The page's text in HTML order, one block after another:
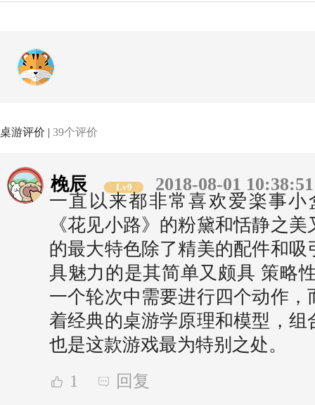
桌游评价 | 39个评价
梚辰 Lv9
2018-08-01 10:38:51
一直以来都非常喜欢爱楽事小
《花见小路》的粉黛和恬静之
的最大特色除了精美的配件和
具魅力的是其简单又颇具 策略
一个轮次中需要进行四个动作
着经典的桌游学原理和模型，
也是这款游戏最为特别之处。
1 回复